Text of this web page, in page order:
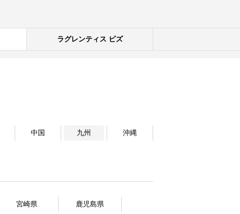
ラグレンティス ビズ
中国 九州 沖縄
宮崎県 鹿児島県